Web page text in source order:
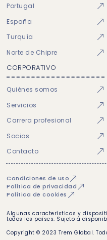
Portugal
España
Turquía
Norte de Chipre
CORPORATIVO
Quiénes somos
Servicios
Carrera profesional
Socios
Contacto
Condiciones de uso
Política de privacidad
Política de cookies
Algunas características y
todos los países. Sujeto a
Copyright © 2023 Trem Global.